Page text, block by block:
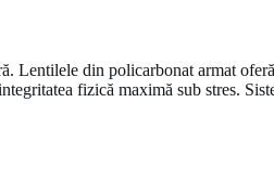
Lentilele din policarbonat armat
fizică maximă sub stres.